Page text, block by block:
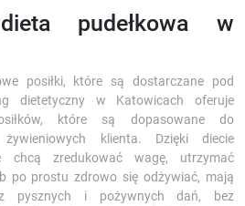
pudełkowa w
posiłki, które są dostarczane pod
dietetyczny w Katowicach oferuje
które są dopasowane do
klienta. Dzięki diecie
chcą zredukować wagę, utrzymać
po prostu zdrowo się odżywiać, mają
pysznych i pożywnych dań, bez